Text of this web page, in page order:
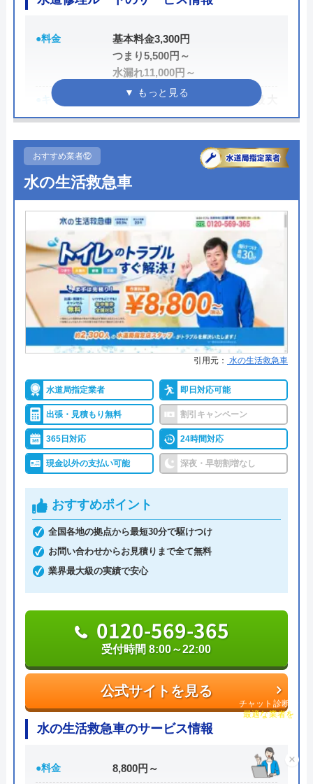
急なトラブルで持ち合わせがないという場合でも、
クレジットカード決済、銀行支払い、コンビニでの
支払いにも対応しているので安心してください。
公式サイトを見る
050-3000-4096
受付時間 24時間
水の110番救急車の基本情報
運営会社 株式会社JUNコーポレーション
代表者 高野祐二
所在地
〒158-0095
東京都世田谷区瀬田二丁目27番3号
対応エリア 全国（一部エリアを除く）
●料金
基本料金3,300円
つまり5,500円～
水漏れ11,000円～
●キャンペーン
HP限定割、作業料金から最大
3,000円割引
●駆けつけ時間 最短15分
●定休日 年中無休
●出張見積もり 出張見積もり無料
●支払い方法
現金、PayPay、クレジットカー
ド、NP後払い
●累計実績 累計対応件数100万件以上
●保証・保険
1〜3年の無料点検・無料保証制度
PL保険加入業者
水道修理ルートがおすすめの理由
株式会社クリーンライフが運営する水まわり修理サ
ービス「水道修理ルート」は、水道局指定工事店の
認定を受けている大手水道業者です。
関東・中部・近畿・中国と全国規模で対応エリアを
展開しており、各エリアの水道局から認定を受けて
います。
相談の受付は24時間体制かつ365日対応しており、
相談から出張・見積もりまでの費用は発生しませ
ん。
さらに最短15分での駆けつけで非常にスピーディな
対応を強みとしており、安心かつ心強い業者でもあ
ります。
創業21年の中で累計100万件以上もの相談実績を持
っており、豊富な経験に基づく高い技術力で高品質
おすすめ業者⑫
水の生活救急車
引用元： 水の生活救急車
水道局指定業者 即日対応可能
出張・見積もり無料 割引キャンペーン
365日対応 24時間対応
現金以外の支払い可能 深夜・早朝割増なし
おすすめポイント
全国各地の拠点から最短30分で駆けつけ
お問い合わせからお見積りまで全て無料
業界最大級の実績で安心
公式サイトを見る
0120-569-365
受付時間 8:00～22:00
水の生活救急車のサービス情報
●料金 8,800円～
×
チャット診断で
最適な業者を